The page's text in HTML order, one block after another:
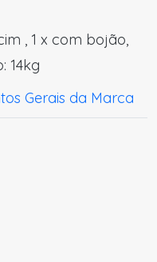
, 1 x com bojão,
14kg
Gerais da Marca